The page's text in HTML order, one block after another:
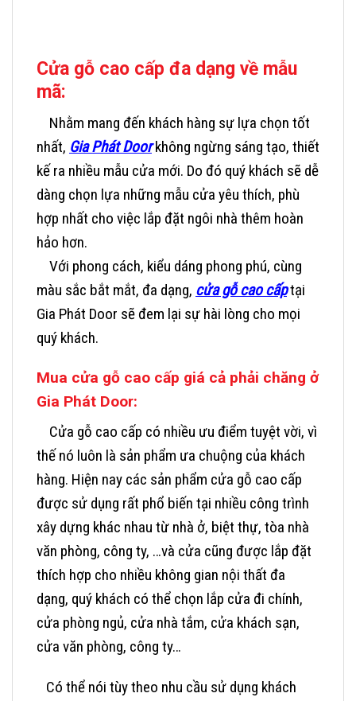
Cửa gỗ cao cấp đa dạng về mẫu
mã:
Nhằm mang đến khách hàng sự lựa chọn tốt
nhất, Gia Phát Doorkhông ngừng sáng tạo, thiết
kế ra nhiều mẫu cửa mới. Do đó quý khách sẽ dễ
dàng chọn lựa những mẫu cửa yêu thích, phù
hợp nhất cho việc lắp đặt ngôi nhà thêm hoàn
hảo hơn.
Với phong cách, kiểu dáng phong phú, cùng
màu sắc bắt mắt, đa dạng, cửa gỗ cao cấptại
Gia Phát Door sẽ đem lại sự hài lòng cho mọi
quý khách.
Mua cửa gỗ cao cấp giá cả phải chăng ở
Gia Phát Door:
Cửa gỗ cao cấp có nhiều ưu điểm tuyệt vời, vì
thế nó luôn là sản phẩm ưa chuộng của khách
hàng. Hiện nay các sản phẩm cửa gỗ cao cấp
được sử dụng rất phổ biến tại nhiều công trình
xây dựng khác nhau từ nhà ở, biệt thự, tòa nhà
văn phòng, công ty, …và cửa cũng được lắp đặt
thích hợp cho nhiều không gian nội thất đa
dạng, quý khách có thể chọn lắp cửa đi chính,
cửa phòng ngủ, cửa nhà tắm, cửa khách sạn,
cửa văn phòng, công ty…
Có thể nói tùy theo nhu cầu sử dụng khách